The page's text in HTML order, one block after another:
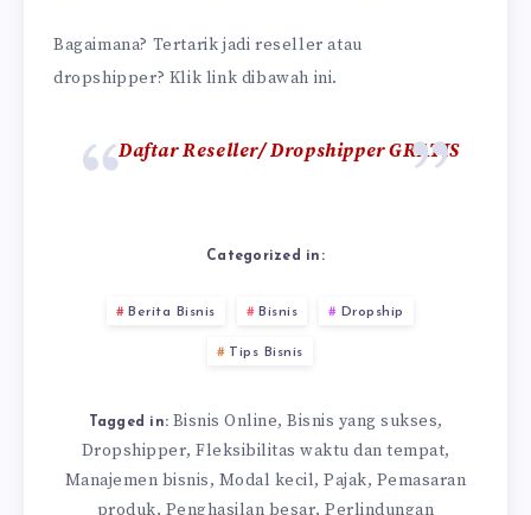
Bagaimana? Tertarik jadi reseller atau
dropshipper? Klik link dibawah ini.
Daftar Reseller/ Dropshipper GRATIS
Categorized in:
Berita Bisnis Bisnis Dropship
Tips Bisnis
Tagged in: Bisnis Online, Bisnis yang sukses,
Dropshipper, Fleksibilitas waktu dan tempat,
Manajemen bisnis, Modal kecil,Pajak, Pemasaran
produk, Penghasilan besar,Perlindungan